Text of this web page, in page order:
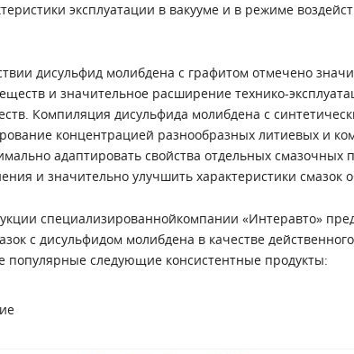
эксплуатации в вакууме и в режиме
дисульфид молибдена с графитом отмечено
и значительное расширение технико-
Компиляция дисульфида молибдена с
концентрацией разнообразных литиевых и
адаптировать свойства отдельных смазочных
и значительно улучшить характеристики смазок
специализированнойкомпании «Интеравто»
с дисульфидом молибдена в качестве
популярные следующие консистентные продукты: